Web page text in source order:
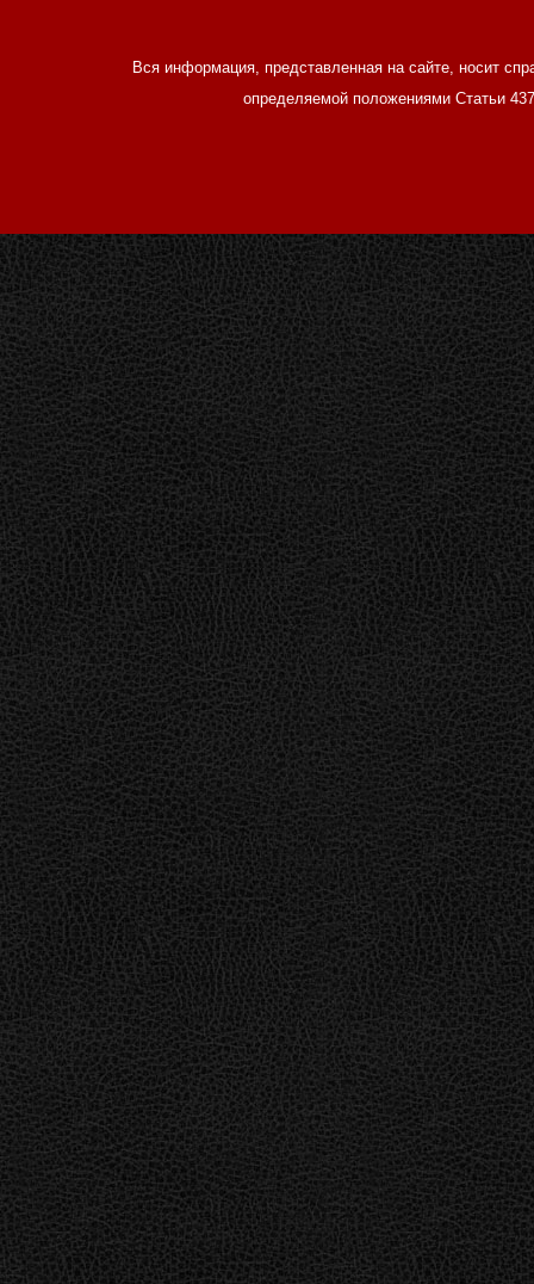
Вся информация, представленная на сайте, носит
определяемой положениями Статьи